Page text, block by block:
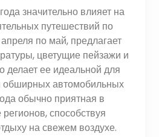
значительно влияет на
путешествий по
по май, предлагает
цветущие пейзажи и
делает ее идеальной для
обширных автомобильных
обычно приятная в
способствуя
на свежем воздухе.